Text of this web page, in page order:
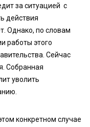
за ситуацией с
действия
Однако, по словам
работы этого
Сейчас
Собранная
уволить
конкретном случае